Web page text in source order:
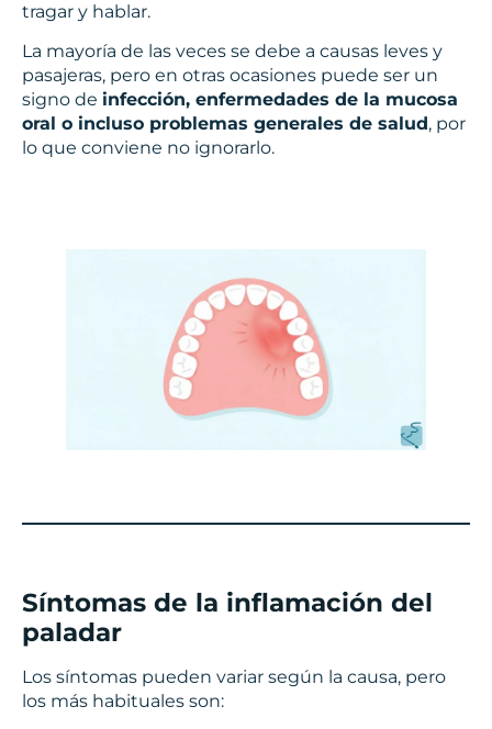
tragar y hablar.
La mayoría de las veces se debe a causas leves y
pasajeras, pero en otras ocasiones puede ser un
signo de infección, enfermedades de la mucosa
oral o incluso problemas generales de salud, por
lo que conviene no ignorarlo.
Síntomas de la inflamación del
paladar
Los síntomas pueden variar según la causa, pero
los más habituales son: